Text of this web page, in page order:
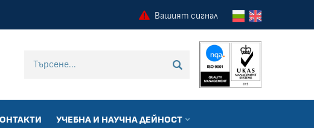
Вашият сигнал
текст за търсене
ТЪРСИ
УЧЕБНА И НАУЧНА ДЕЙНОСТ